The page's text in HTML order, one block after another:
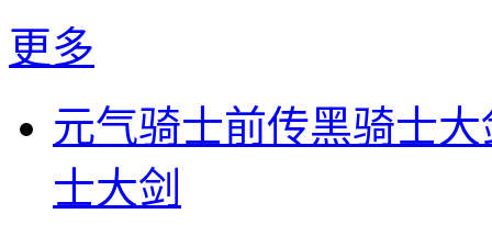
更多
元气骑士前传黑骑士
士大剑